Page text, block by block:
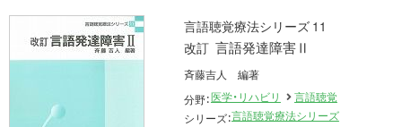
言語聴覚療法シリーズ 11
改訂 言語発達障害Ⅱ
斉藤吉人 編著
分野：医学・リハビリ
言語聴覚
シリーズ：言語聴覚療法シリーズ